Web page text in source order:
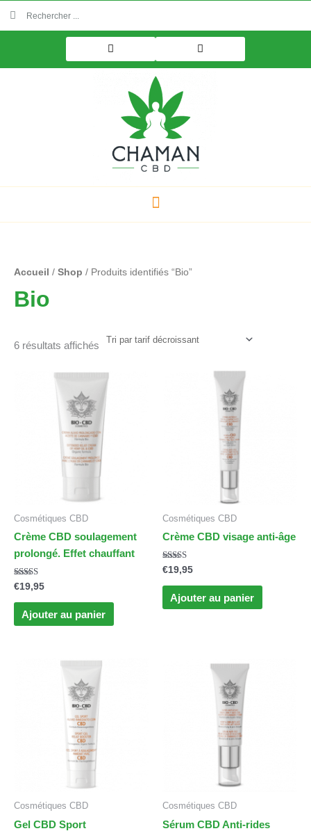
Accueil / Shop / Produits identifiés “Bio”
Bio
6 résultats affichés
Trié
par
Cosmétiques CBD
Crème CBD soulagement
prolongé. Effet chauffant
Note
sur 5
€19,95
Ajouter au panier
Cosmétiques CBD
Crème CBD visage anti-âge
Note
sur 5
€19,95
Ajouter au panier
Cosmétiques CBD
Gel CBD Sport
Cosmétiques CBD
Sérum CBD Anti-rides